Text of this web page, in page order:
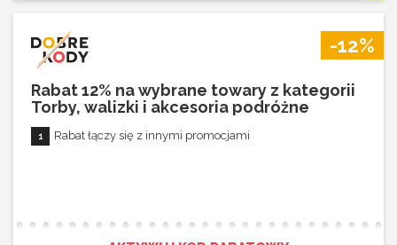
-12%
Rabat 12% na wybrane towary z kategorii
Torby, walizki i akcesoria podróżne
Rabat łączy się z innymi promocjami